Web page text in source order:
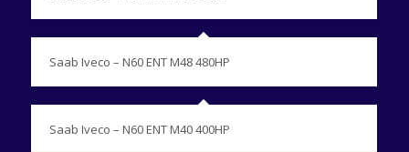
Saab Iveco – N60 ENT M48 480HP
Saab Iveco – N60 ENT M40 400HP